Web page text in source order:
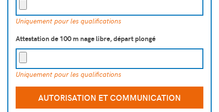
Uniquement pour les qualifications
Attestation de 100 m nage libre, départ plongé
Uniquement pour les qualifications
AUTORISATION ET COMMUNICATION